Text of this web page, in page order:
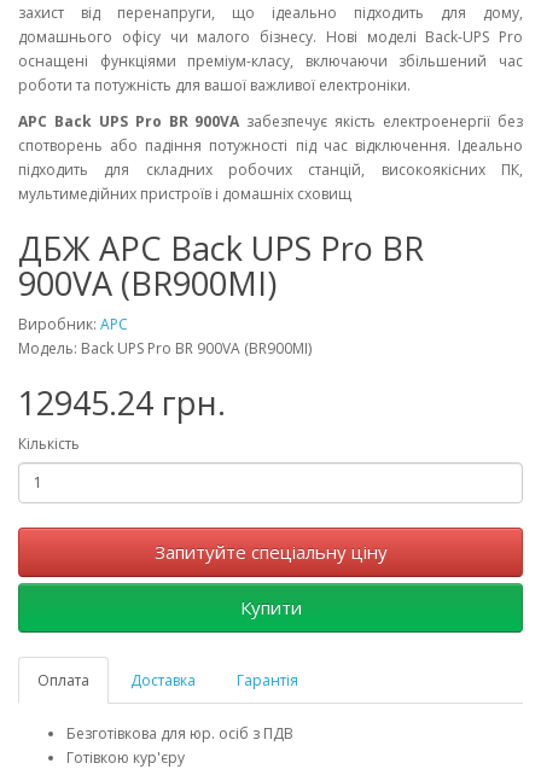
захист від перенапруги, що ідеально підходить для дому,
домашнього офісу чи малого бізнесу. Нові моделі Back-UPS Pro
оснащені функціями преміум-класу, включаючи збільшений час
роботи та потужність для вашої важливої електроніки.
APC Back UPS Pro BR 900VA забезпечує якість електроенергії без
спотворень або падіння потужності під час відключення. Ідеально
підходить для складних робочих станцій, високоякісних ПК,
мультимедійних пристроїв і домашніх сховищ
ДБЖ APC Back UPS Pro BR
900VA (BR900MI)
Виробник: APC
Модель: Back UPS Pro BR 900VA (BR900MI)
12945.24 грн.
Кількість
Запитуйте спеціальну ціну
Купити
Оплата Доставка Гарантія
Безготівкова для юр. осіб з ПДВ
Готівкою кур'єру